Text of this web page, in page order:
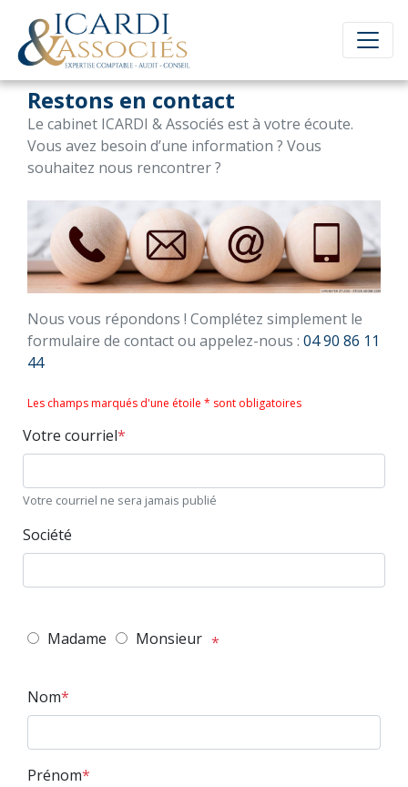
Restons en contact
Le cabinet ICARDI & Associés est à votre écoute.
Vous avez besoin d’une information ? Vous
souhaitez nous rencontrer ?
Nous vous répondons ! Complétez simplement le
formulaire de contact ou appelez-nous : 04 90 86 11
44
Les champs marqués d'une étoile * sont obligatoires
Votre courriel
Votre courriel ne sera jamais publié
Société
Madame Monsieur
Nom
Prénom